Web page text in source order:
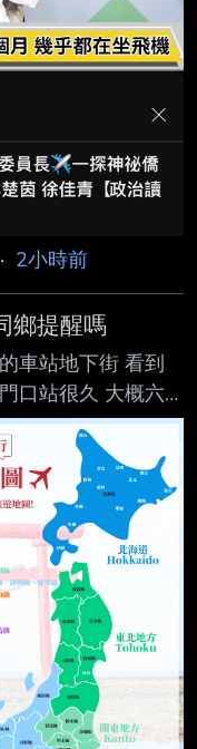
黨團對此質疑海外
求，並批評部分
。 面對民眾黨團
· 2小時前
鄉提醒嗎
車站地下街 看到
口站很久 大概六
口某一區商品區
了 所以上前提醒
辯解說有買東西為
們繼續站著很可
去的人撞 有帶幼
很久就知道是外
才提醒的 如果是
家到日本旅遊會
開心突然被說教很
本人欺負自己